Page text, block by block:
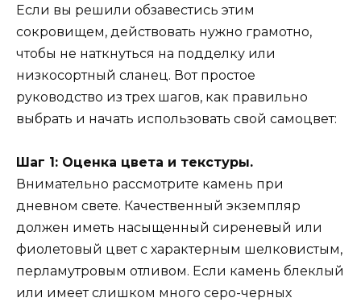
Если вы решили обзавестись этим
сокровищем, действовать нужно грамотно,
чтобы не наткнуться на подделку или
низкосортный сланец. Вот простое
руководство из трех шагов, как правильно
выбрать и начать использовать свой самоцвет:
Шаг 1: Оценка цвета и текстуры.
Внимательно рассмотрите камень при
дневном свете. Качественный экземпляр
должен иметь насыщенный сиреневый или
фиолетовый цвет с характерным шелковистым,
перламутровым отливом. Если камень блеклый
или имеет слишком много серо-черных